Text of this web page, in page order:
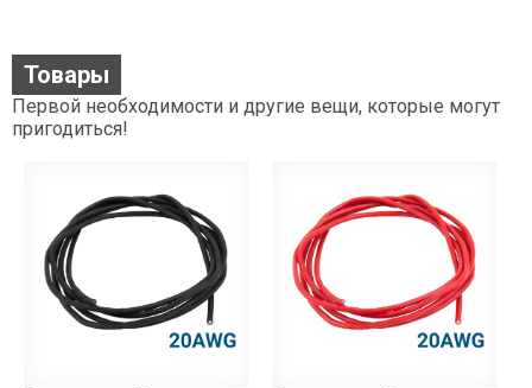
Товары
Первой необходимости и другие вещи, которые могут
пригодиться!